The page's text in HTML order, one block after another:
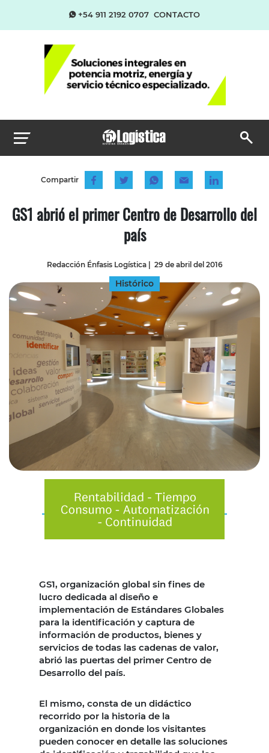
+54 911 2192 0707 CONTACTO
Compartir
GS1 abrió el primer Centro de Desarrollo del
país
Redacción Énfasis Logística| 29 de abril del 2016
Histórico
GS1, organización global sin fines de
lucro dedicada al diseño e
implementación de Estándares Globales
para la identificación y captura de
información de productos, bienes y
servicios de todas las cadenas de valor,
abrió las puertas del primer Centro de
Desarrollo del país.
El mismo, consta de un didáctico
recorrido por la historia de la
organización en donde los visitantes
pueden conocer en detalle las soluciones